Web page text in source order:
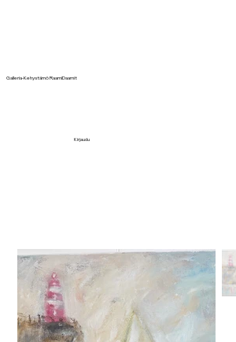
Galleria-Kehystämö RaamiDaamit
Kirjaudu